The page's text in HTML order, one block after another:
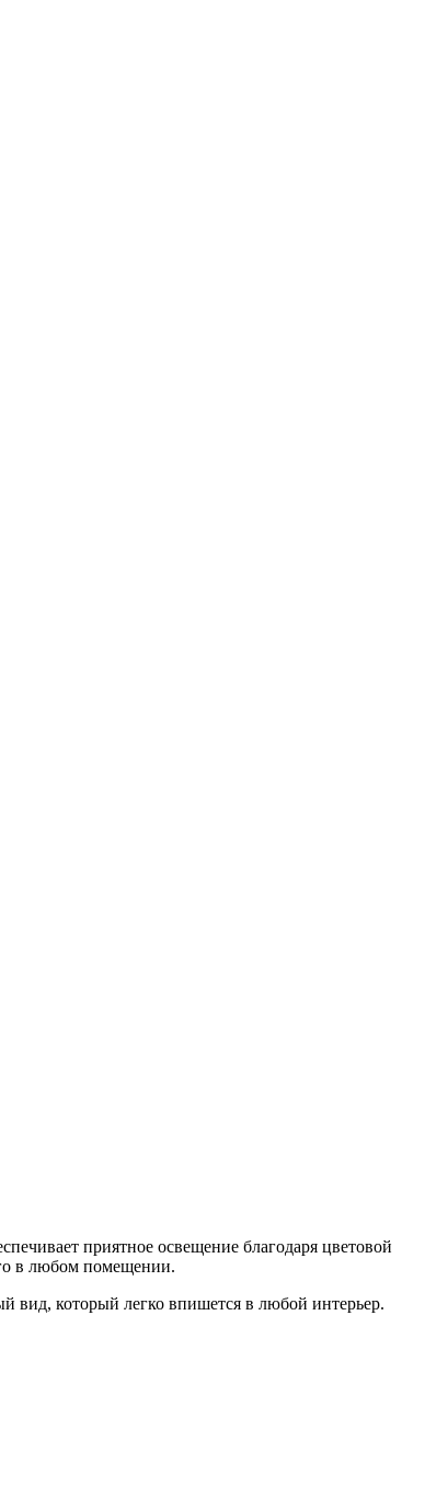
приятное освещение благодаря цветовой
в любом помещении.
вид, который легко впишется в любой интерьер.